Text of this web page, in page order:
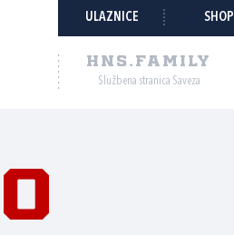
ULAZNICE SHOP
HNS.FAMILY
Službena stranica Saveza